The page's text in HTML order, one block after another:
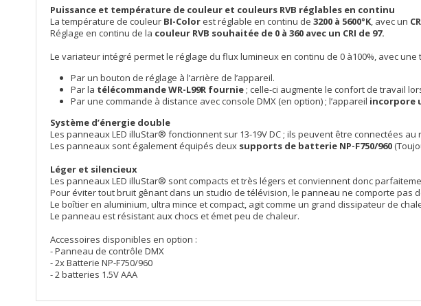
Puissance et température de couleur et couleurs RVB réglables en continu
La température de couleur BI-Color est réglable en continu de 3200 à 5600°K, avec un
Réglage en continu de la couleur RVB souhaitée de 0 à 360 avec un CRI de 97.
Le variateur intégré permet le réglage du flux lumineux en continu de 0 à100%, avec
Par un bouton de réglage à l’arrière de l’appareil.
Par la télécommande WR-L99R fournie; celle-ci augmente le confort de travail
Par une commande à distance avec console DMX (en option) ; l’appareil incorpore
Système d’énergie double
Les panneaux LED illuStar® fonctionnent sur 13-19V DC ; ils peuvent être connectées
Les panneaux sont également équipés deux supports de batterie NP-F750/960
Léger et silencieux
Les panneaux LED illuStar® sont compacts et très légers et conviennent donc
Pour éviter tout bruit gênant dans un studio de télévision, le panneau ne comporte pas
Le boîtier en aluminium, ultra mince et compact, agit comme un grand dissipateur de
Le panneau est résistant aux chocs et émet peu de chaleur.
Accessoires disponibles en option :
- Panneau de contrôle DMX
- 2x Batterie NP-F750/960
- 2 batteries 1.5V AAA